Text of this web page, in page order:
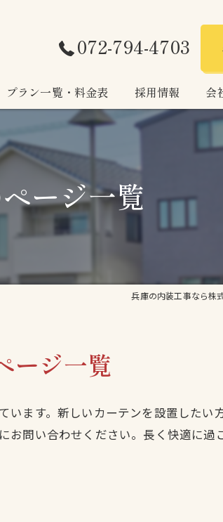
072-794-4703
プラン一覧・料金表 採用情報 会
ージ一覧
兵庫の内装工事なら株
ージ一覧
ます。新しいカーテンを設置したい
問い合わせください。長く快適に過